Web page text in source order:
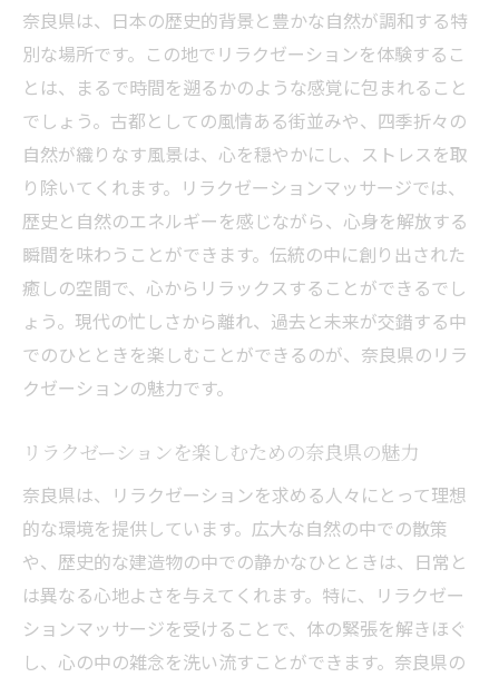
奈良県は、日本の歴史的背景と豊かな自然が調和する特
別な場所です。この地でリラクゼーションを体験するこ
とは、まるで時間を遡るかのような感覚に包まれること
でしょう。古都としての風情ある街並みや、四季折々の
自然が織りなす風景は、心を穏やかにし、ストレスを取
り除いてくれます。リラクゼーションマッサージでは、
歴史と自然のエネルギーを感じながら、心身を解放する
瞬間を味わうことができます。伝統の中に創り出された
癒しの空間で、心からリラックスすることができるでし
ょう。現代の忙しさから離れ、過去と未来が交錯する中
でのひとときを楽しむことができるのが、奈良県のリラ
クゼーションの魅力です。
リラクゼーションを楽しむための奈良県の魅力
奈良県は、リラクゼーションを求める人々にとって理想
的な環境を提供しています。広大な自然の中での散策
や、歴史的な建造物の中での静かなひとときは、日常と
は異なる心地よさを与えてくれます。特に、リラクゼー
ションマッサージを受けることで、体の緊張を解きほぐ
し、心の中の雑念を洗い流すことができます。奈良県の